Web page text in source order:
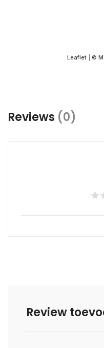
Leaflet ©
Reviews (0)
Review